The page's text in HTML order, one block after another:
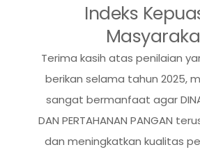
Indeks
Terima kasih atas penilaian
berikan selama tahun 2025,
sangat bermanfaat agar
DAN PERTAHANAN PANGAN
dan meningkatkan kualitas